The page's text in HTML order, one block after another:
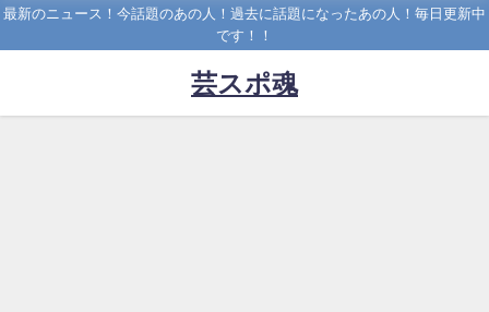
最新のニュース！今話題のあの人！過去に話題になったあの人！毎日更新中
です！！
芸スポ魂